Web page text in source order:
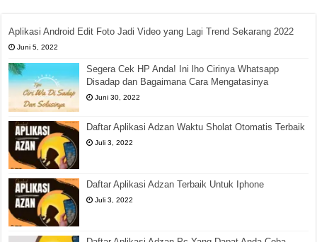
Aplikasi Android Edit Foto Jadi Video yang Lagi Trend Sekarang 2022
Juni 5, 2022
Segera Cek HP Anda! Ini lho Cirinya Whatsapp
Disadap dan Bagaimana Cara Mengatasinya
Juni 30, 2022
Daftar Aplikasi Adzan Waktu Sholat Otomatis Terbaik
Juli 3, 2022
Daftar Aplikasi Adzan Terbaik Untuk Iphone
Juli 3, 2022